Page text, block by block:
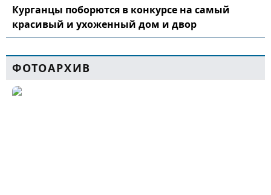
Курганцы поборются в конкурсе на самый
красивый и ухоженный дом и двор
ФОТОАРХИВ